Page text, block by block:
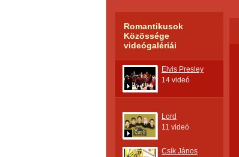
Romantikusok
Közössége
videógalériái
Elvis Presley
14 videó
Lord
11 videó
Csík János